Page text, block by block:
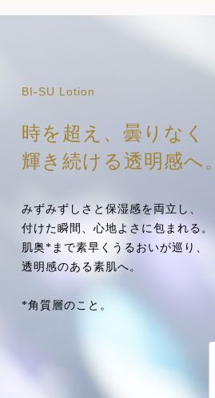
BI-SU Lotion
時を超え、曇りなく
輝き続ける透明感へ。
みずみずしさと保湿感を両立し、
付けた瞬間、心地よさに包まれる。
肌奥*まで素早くうるおいが巡り、
透明感のある素肌へ。
*角質層のこと。